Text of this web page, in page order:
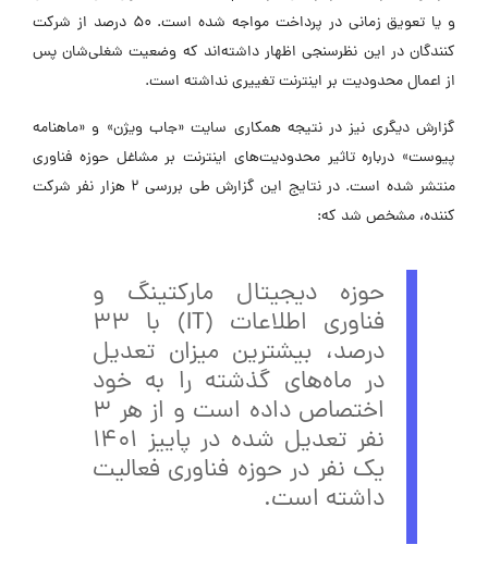
و یا تعویق زمانی در پرداخت مواجه شده است. 50 درصد از شرکت
کنندگان در این نظرسنجی اظهار داشته‌اند که وضعیت شغلی‌شان پس
از اعمال محدودیت بر اینترنت تغییری نداشته است.
گزارش دیگری نیز در نتیجه همکاری سایت «جاب ویژن» و «ماهنامه
پیوست» درباره تاثیر محدودیت‌های اینترنت بر مشاغل حوزه فناوری
منتشر شده است. در نتایج این گزارش طی بررسی 2 هزار نفر شرکت
کننده، مشخص شد که:
حوزه دیجیتال مارکتینگ و
فناوری اطلاعات (IT) با 33
درصد، بیشترین میزان تعدیل
در ماه‌های گذشته را به خود
اختصاص داده است و از هر 3
نفر تعدیل شده در پاییز 1401
یک نفر در حوزه فناوری فعالیت
داشته است.